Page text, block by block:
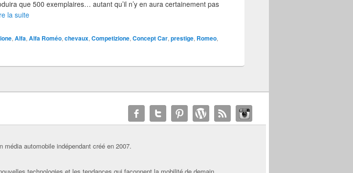
que 500 exemplaires… autant qu’il n’y en aura certainement pas
la suite
, Alfa, Alfa Roméo, chevaux, Competizione, Concept Car, prestige, Romeo,
média automobile indépendant créé en 2007.